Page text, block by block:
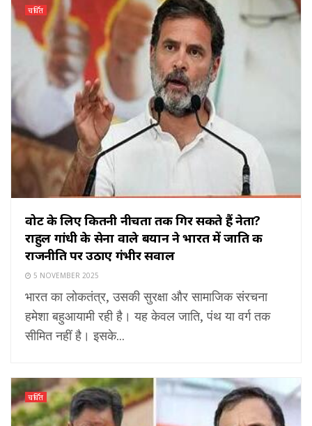
चर्चित
वोट के लिए कितनी नीचता तक गिर सकते हैं नेता?
राहुल गांधी के सेना वाले बयान ने भारत में जाति की
राजनीति पर उठाए गंभीर सवाल
5 NOVEMBER 2025
भारत का लोकतंत्र, उसकी सुरक्षा और सामाजिक संरचना
हमेशा बहुआयामी रही है। यह केवल जाति, पंथ या वर्ग तक
सीमित नहीं है। इसके...
चर्चित